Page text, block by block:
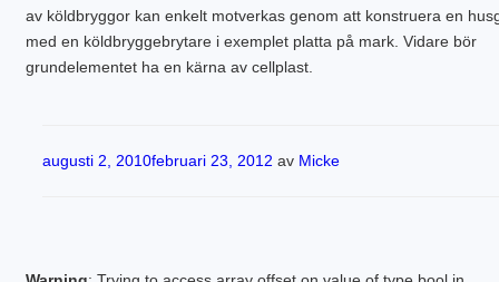
av köldbryggor kan enkelt motverkas genom att konstruera en
med en köldbryggebrytare i exemplet platta på mark. Vidare bör
grundelementet ha en kärna av cellplast.
Publicerat
augusti 2, 2010februari 23, 2012 av Micke